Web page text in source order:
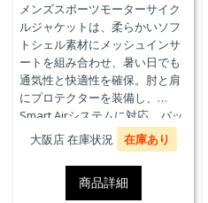
メンズスポーツモーターサイク
ルジャケットは、柔らかいソフ
トシェル素材にメッシュインサ
ートを組み合わせ、暑い日でも
通気性と快適性を確保。肘と肩
にプロテクターを装備し、
Smart Airシステムに対応。バッ
クプロテクターおよびチェスト
プロテクターにも対応していま
大阪店 在庫状況 在庫あり
商品詳細